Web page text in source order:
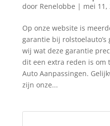
door Renelobbe | mei 11,
Op onze website is
garantie bij
wij wat deze garantie
dit een extra reden is om
Auto Aanpassingen.
zijn onze...